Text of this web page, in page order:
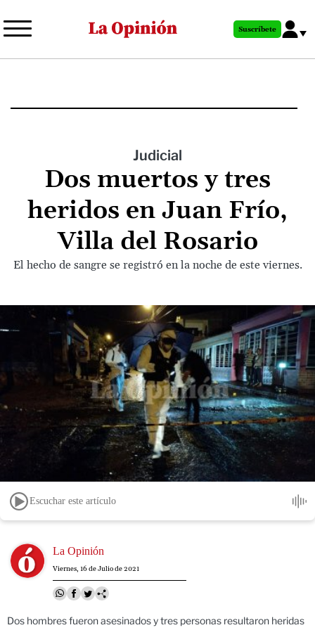
al
principal
Suscríbete
Judicial
Dos muertos y tres
heridos en Juan Frío,
Villa del Rosario
El hecho de sangre se registró en la noche de este viernes.
Escuchar este artículo
Image La Opinión
Viernes, 16 de Julio de 2021
Dos hombres fueron asesinados y tres personas resultaron heridas